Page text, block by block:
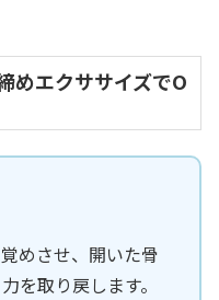
めエクササイズでO
めさせ、開いた骨
を取り戻します。